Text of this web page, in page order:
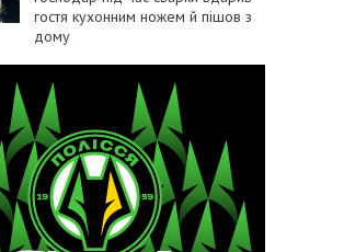
гостя кухонним ножем й пішов з
дому